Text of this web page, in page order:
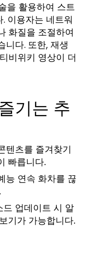
을 활용하여 스트
이용자는 네트워
화질을 조절하여
니다. 또한, 재생
비위키 영상이 더
기는 추
텐츠를 즐겨찾기
빠릅니다.
능 연속 화차를 끊
드 업데이트 시 알
기가 가능합니다.